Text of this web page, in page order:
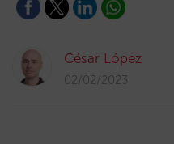
César López
02/02/2023